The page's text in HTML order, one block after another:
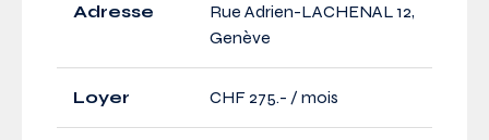
Adresse
Rue Adrien-LACHENAL 12,
Genève
Loyer CHF 275.- / mois